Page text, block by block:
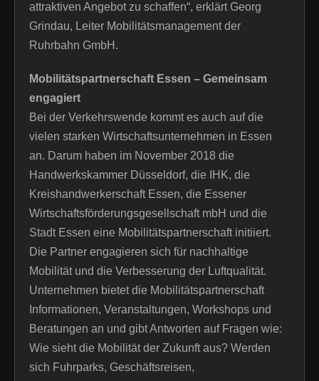
attraktiven Angebot zu schaffen“, erklärt Georg
Grindau, Leiter Mobilitätsmanagement der
Ruhrbahn GmbH.
Mobilitätspartnerschaft Essen – Gemeinsam
engagiert
Bei der Verkehrswende kommt es auch auf die
vielen starken Wirtschaftsunternehmen in Essen
an. Darum haben im November 2018 die
Handwerkskammer Düsseldorf, die IHK, die
Kreishandwerkerschaft Essen, die Essener
Wirtschaftsförderungsgesellschaft mbH und die
Stadt Essen eine Mobilitätspartnerschaft initiiert.
Die Partner engagieren sich für nachhaltige
Mobilität und die Verbesserung der Luftqualität.
Unternehmen bietet die Mobilitätspartnerschaft
Informationen, Veranstaltungen, Workshops und
Beratungen an und gibt Antworten auf Fragen wie:
Wie sieht die Mobilität der Zukunft aus? Werden
sich Fuhrparks, Geschäftsreisen,